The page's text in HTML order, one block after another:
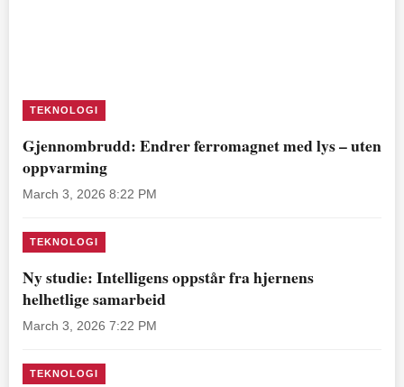
TEKNOLOGI
Gjennombrudd: Endrer ferromagnet med lys – uten
oppvarming
March 3, 2026 8:22 PM
TEKNOLOGI
Ny studie: Intelligens oppstår fra hjernens
helhetlige samarbeid
March 3, 2026 7:22 PM
TEKNOLOGI